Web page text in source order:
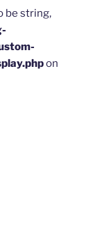
be string,
on